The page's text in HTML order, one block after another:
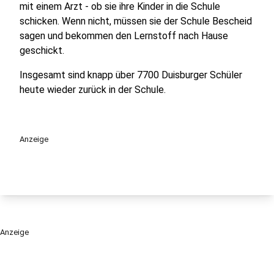
mit einem Arzt - ob sie ihre Kinder in die Schule
schicken. Wenn nicht, müssen sie der Schule Bescheid
sagen und bekommen den Lernstoff nach Hause
geschickt.
Insgesamt sind knapp über 7700 Duisburger Schüler
heute wieder zurück in der Schule.
Anzeige
Anzeige